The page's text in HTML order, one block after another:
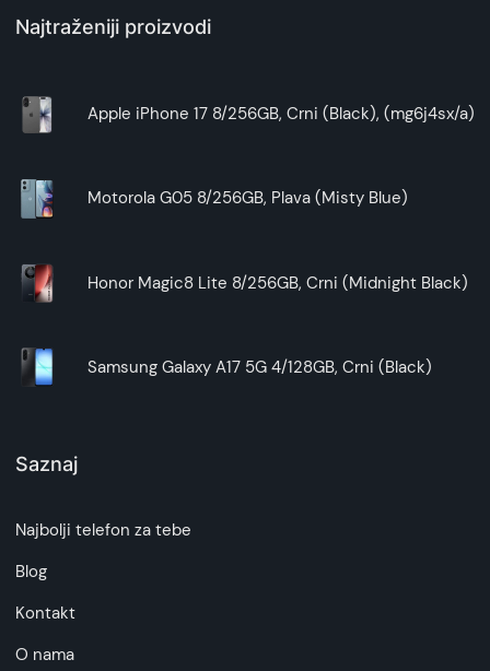
Najtraženiji proizvodi
Apple iPhone 17 8/256GB, Crni (Black), (mg6j4sx/a)
Motorola G05 8/256GB, Plava (Misty Blue)
Honor Magic8 Lite 8/256GB, Crni (Midnight Black)
Samsung Galaxy A17 5G 4/128GB, Crni (Black)
Saznaj
Najbolji telefon za tebe
Blog
Kontakt
O nama